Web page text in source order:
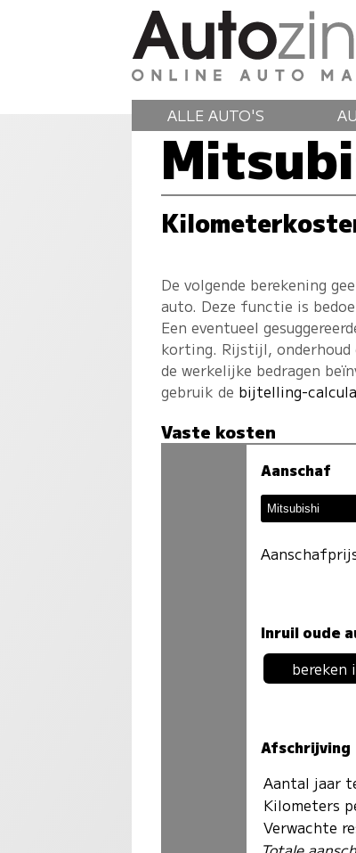
ALLE AUTO'S
De volgende berekening
auto. Deze functie is
Een eventueel
korting. Rijstijl,
de werkelijke bedragen
gebruik de bijtelling-
Vaste kosten
Aanschaf
Inruil oude
bereken
Afschrijving
Aantal jaar
Kilometers
Verwachte